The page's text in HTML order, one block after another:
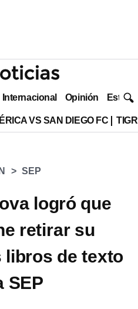
Internacional Opinión Estilo
VS SAN DIEGO FC
SEP
logró que
retirar su
libros de texto
SEP